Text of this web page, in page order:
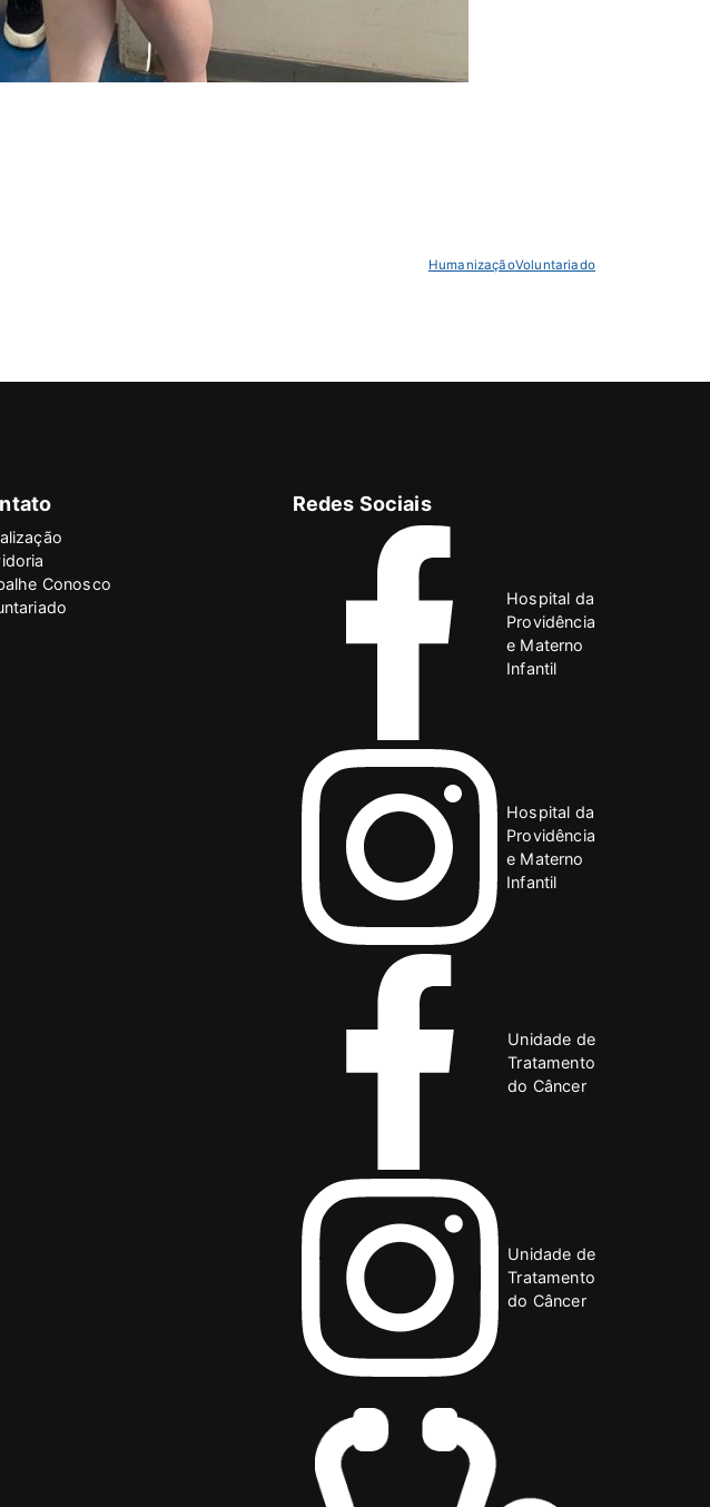
HumanizaçãoVoluntariado
Conosco
Redes Sociais
Hospital da
Providência
e Materno
Infantil
Hospital da
Providência
e Materno
Infantil
Unidade de
Tratamento
do Câncer
Unidade de
Tratamento
do Câncer